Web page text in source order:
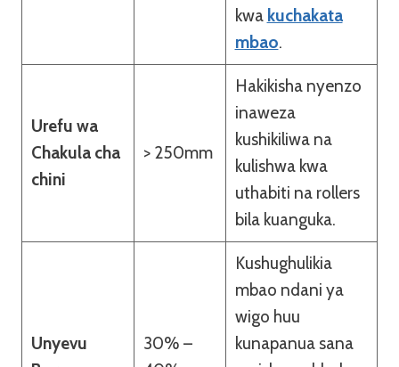
kwa kuchakata
mbao.
Urefu wa
Chakula cha
chini
> 250mm
Hakikisha nyenzo
inaweza
kushikiliwa na
kulishwa kwa
uthabiti na rollers
bila kuanguka.
Unyevu
30% –
Kushughulikia
mbao ndani ya
wigo huu
kunapanua sana